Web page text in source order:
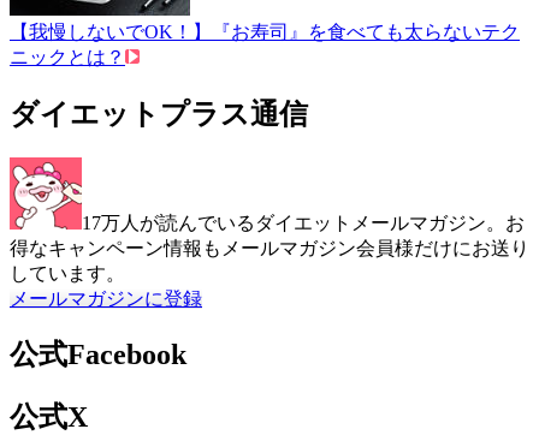
【我慢しないでOK！】『お寿司』を食べても太らないテク
ニックとは？
ダイエットプラス通信
17万人が読んでいるダイエットメールマガジン。お
得なキャンペーン情報もメールマガジン会員様だけにお送り
しています。
メールマガジンに登録
公式Facebook
公式X